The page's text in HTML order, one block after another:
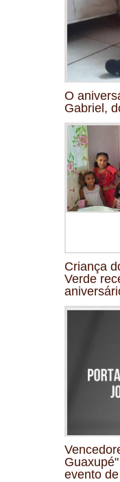
O
Gabriel,
Criança
Verde
evento